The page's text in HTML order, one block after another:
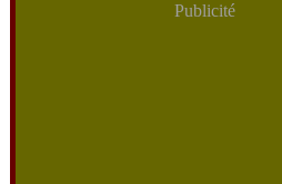
Publicité